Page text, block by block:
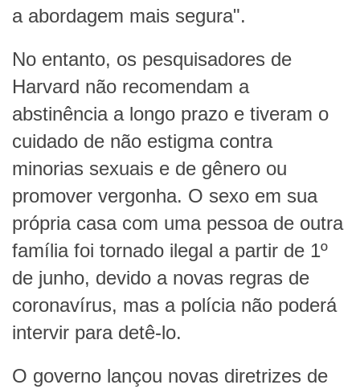
a abordagem mais segura".
No entanto, os pesquisadores de
Harvard não recomendam a
abstinência a longo prazo e tiveram o
cuidado de não estigma contra
minorias sexuais e de gênero ou
promover vergonha. O sexo em sua
própria casa com uma pessoa de outra
família foi tornado ilegal a partir de 1º
de junho, devido a novas regras de
coronavírus, mas a polícia não poderá
intervir para detê-lo.
O governo lançou novas diretrizes de